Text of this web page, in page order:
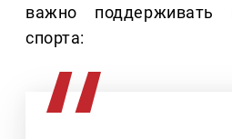
важно
спорта: